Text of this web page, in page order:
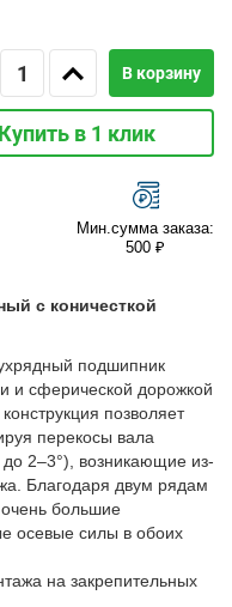
В корзину
Купить в 1 клик
Мин.сумма заказа:
500 ₽
с коничесткой
подшипник
и сферической дорожкой
позволяет
перекосы вала
до 2–3°), возникающие из-
Благодаря двум рядам
большие
осевые силы в обоих
на закрепительных